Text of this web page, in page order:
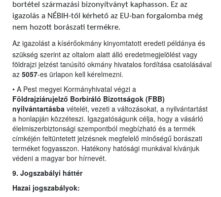
bortétel származási bizonyítványt kaphasson. Ez az
igazolás a NÉBIH-től kérhető az EU-ban forgalomba még
nem hozott borászati termékre.
Az igazolást a kísérőokmány kinyomtatott eredeti példánya és
szükség szerint az oltalom alatt álló eredetmegjelölést vagy
földrajzi jelzést tanúsító okmány hivatalos fordítása csatolásával
az 5057-es ürlapon kell kérelmezni.
• A Pest megyei Kormányhivatal végzi a
Földrajziárujelző Borbíráló Bizottságok (FBB)
nyilvántartásba vételét, vezeti a változásokat, a nyilvántartást
a honlapján közzéteszi. Igazgatóságunk célja, hogy a vásárló
élelmiszerbiztonsági szempontból megbízható és a termék
címkéjén feltüntetett jelzésnek megfelelő minőségű borászati
terméket fogyasszon. Hatékony hatósági munkával kívánjuk
védeni a magyar bor hírnevét.
9. Jogszabályi háttér
Hazai jogszabályok: